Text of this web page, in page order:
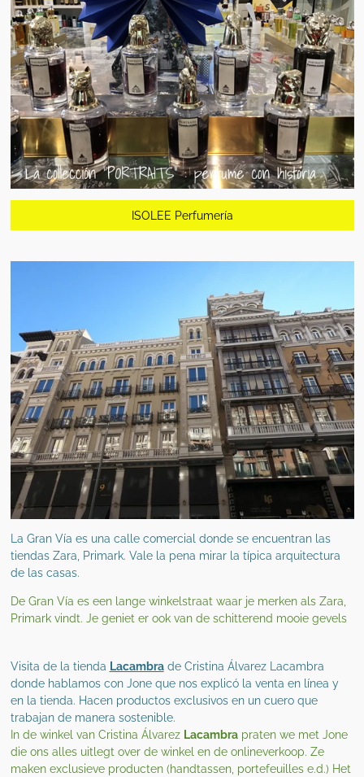
ISOLEE Perfumería
La Gran Vía es una calle comercial donde se encuentran las
tiendas Zara, Primark. Vale la pena mirar la típica arquitectura
de las casas.
De Gran Vía es een lange winkelstraat waar je merken als Zara,
Primark vindt. Je geniet er ook van de schitterend mooie gevels
Visita de la tienda Lacambrade Cristina Álvarez Lacambra
donde hablamos con Jone que nos explicó la venta en línea y
en la tienda. Hacen productos exclusivos en un cuero que
trabajan de manera sostenible.
In de winkel van Cristina Álvarez Lacambrapraten we met Jone
die ons alles uitlegt over de winkel en de onlineverkoop. Ze
maken exclusieve producten (handtassen, portefeuilles e.d.) Het